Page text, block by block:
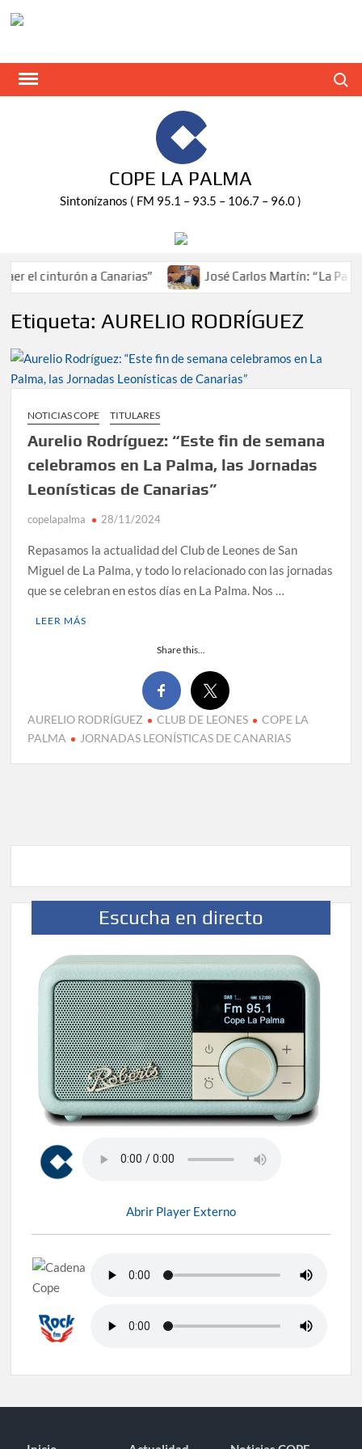
COPE LA PALMA
Sintonízanos ( FM 95.1 – 93.5 – 106.7 – 96.0 )
el cinturón a Canarias” José Carlos Martín: “La
Etiqueta:AURELIO RODRÍGUEZ
NOTICIAS COPE TITULARES
Aurelio Rodríguez: “Este fin de semana
celebramos en La Palma, las Jornadas
Leonísticas de Canarias”
copelapalma 28/11/2024
Repasamos la actualidad del Club de Leones de San
Miguel de La Palma, y todo lo relacionado con las jornadas
que se celebran en estos días en La Palma. Nos …
LEER MÁS
Share this...
AURELIO RODRÍGUEZ CLUB DE LEONES
COPE LA
PALMA
JORNADAS LEONÍSTICAS DE CANARIAS
Escucha en directo
Abrir Player Externo